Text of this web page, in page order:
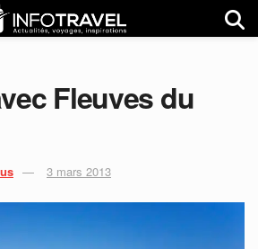
Fleuves du
3 mars 2013